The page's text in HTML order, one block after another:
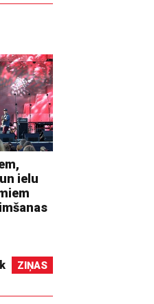
ielu
ZIŅAS